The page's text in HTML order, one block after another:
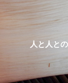
人と人と